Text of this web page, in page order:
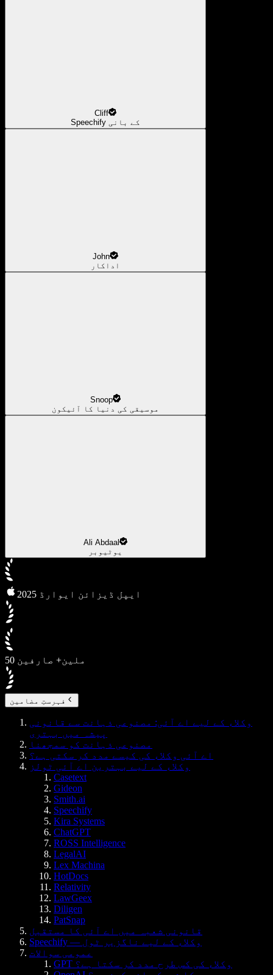
Cliff
Speechify کے بانی
John
اداکار
Snoop
موسیقی کی دنیا کا آئیکون
Ali Abdaal
یوٹیوبر
2025 ایپل ڈیزائن ایوارڈ
50 ملین+ صارفین
فہرستِ مضامین
وکلاء کے لیے اے آئی: مصنوعی ذہانت سے قانونی
پیشہ میں بہتری
مصنوعی ذہانت کو سمجھنا
اے آئی وکلاء کی کیسے مدد کر سکتی ہے؟
وکلاء کے لیے بہترین اے آئی ٹولز
Casetext
Gideon
Smith.ai
Speechify
Kira Systems
ChatGPT
ROSS Intelligence
LegalAI
Lex Machina
HotDocs
Relativity
LawGeex
Diligen
PatSnap
قانونی شعبہ میں اے آئی کا مستقبل
Speechify — وکلاء کے لیے ناگزیر ٹول
عمومی سوالات
GPT وکلاء کی کس طرح مدد کر سکتا ہے؟